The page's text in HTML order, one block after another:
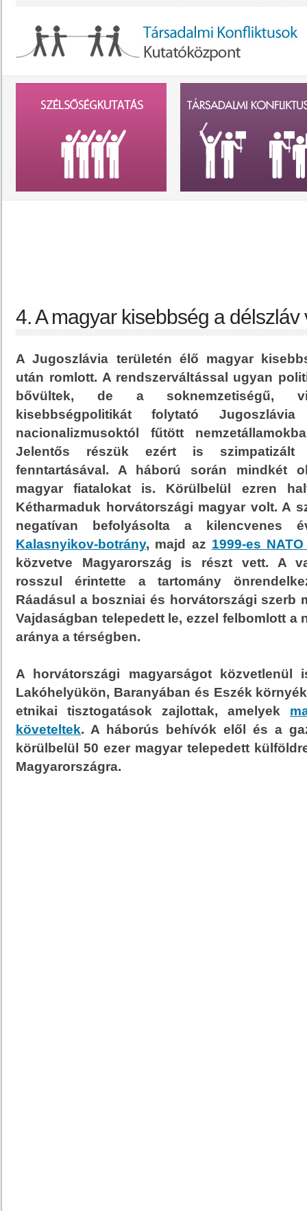
4. A magyar kisebbség a
A Jugoszlávia területén élő magyar
után romlott. A rendszerváltással ugyan
bővültek, de a soknemzetiségű,
kisebbségpolitikát folytató
nacionalizmusoktól fűtött
Jelentős részük ezért is szimpatizált
fenntartásával. A háború során mindkét
magyar fiatalokat is. Körülbelül ezren
Kétharmaduk horvátországi magyar volt. A
negatívan befolyásolta a kilencvenes
Kalasnyikov-botrány, majd az 1999-es
közvetve Magyarország is részt vett. A
rosszul érintette a tartomány
Ráadásul a boszniai és horvátországi szerb
Vajdaságban telepedett le, ezzel felbomlott a
aránya a térségben.
A horvátországi magyarságot közvetlenül
Lakóhelyükön, Baranyában és Eszék
etnikai tisztogatások zajlottak, amelyek
követeltek. A háborús behívók elől és a
körülbelül 50 ezer magyar telepedett
Magyarországra.